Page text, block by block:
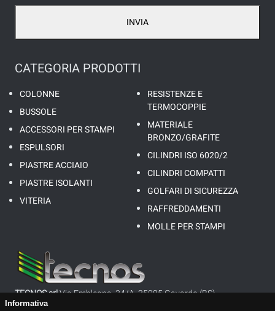
Informativa
TECNOS srlVia Emblegna, 34/A, 25085 Gavardo (BS)
P.I. 01647160983 - REA: BS335952 - CAP. SOC.: 26’000,00 €
CATEGORIA PRODOTTI
COLONNE
BUSSOLE
ACCESSORI PER STAMPI
ESPULSORI
PIASTRE ACCIAIO
PIASTRE ISOLANTI
VITERIA
RESISTENZE E
TERMOCOPPIE
MATERIALE
BRONZO/GRAFITE
CILINDRI ISO 6020/2
CILINDRI COMPATTI
GOLFARI DI SICUREZZA
RAFFREDDAMENTI
MOLLE PER STAMPI
INVIA